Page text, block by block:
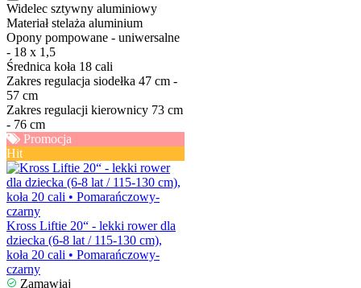
Widelec sztywny aluminiowy
Materiał stelaża aluminium
Opony pompowane - uniwersalne
- 18 x 1,5
Średnica koła 18 cali
Zakres regulacja siodełka 47 cm -
57 cm
Zakres regulacji kierownicy 73 cm
- 76 cm
Promocja
Hit
Kross Liftie 20“ - lekki rower dla
dziecka (6-8 lat / 115-130 cm),
koła 20 cali • Pomarańczowy-
czarny
Zamawiaj